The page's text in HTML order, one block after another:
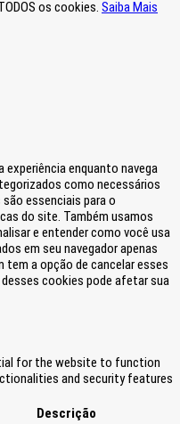
os cookies. Saiba Mais
experiência enquanto navega
como necessários
essenciais para o
do site. Também usamos
e entender como você usa
em seu navegador apenas
a opção de cancelar esses
cookies pode afetar sua
for the website to function
and security features
Descrição